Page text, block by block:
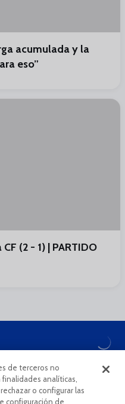
acumulada y la
eso”
(2 - 1) | PARTIDO
de terceros no
analíticas,
o configurar las
configuración de